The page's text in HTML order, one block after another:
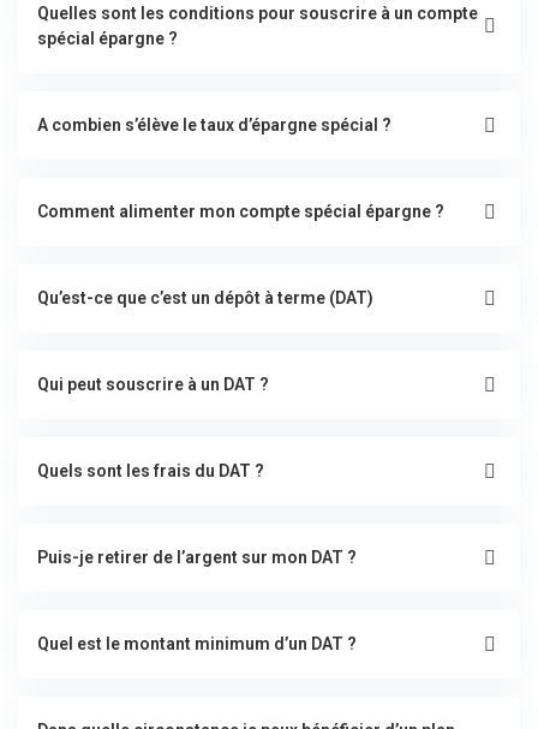
Quelles sont les conditions pour souscrire à un compte
spécial épargne ?
A combien s’élève le taux d’épargne spécial ?
Comment alimenter mon compte spécial épargne ?
Qu’est-ce que c’est un dépôt à terme (DAT)
Qui peut souscrire à un DAT ?
Quels sont les frais du DAT ?
Puis-je retirer de l’argent sur mon DAT ?
Quel est le montant minimum d’un DAT ?